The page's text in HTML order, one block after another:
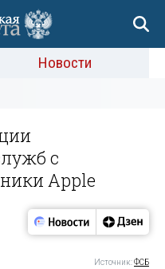
Новости
с
Apple
Источник:ФСБ